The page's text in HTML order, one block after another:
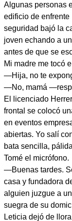
Algunas personas
edificio de
seguridad bajó la
joven echando a
antes de que se
Mi madre me tocó
—Hija, no te
—No, mamá
El licenciado
frontal se colocó
en eventos
abiertas. Yo salí
bata sencilla,
Tomé el micrófono.
—Buenas tardes.
casa y fundadora
alguien juzgue a
suegra de su
Leticia dejó de